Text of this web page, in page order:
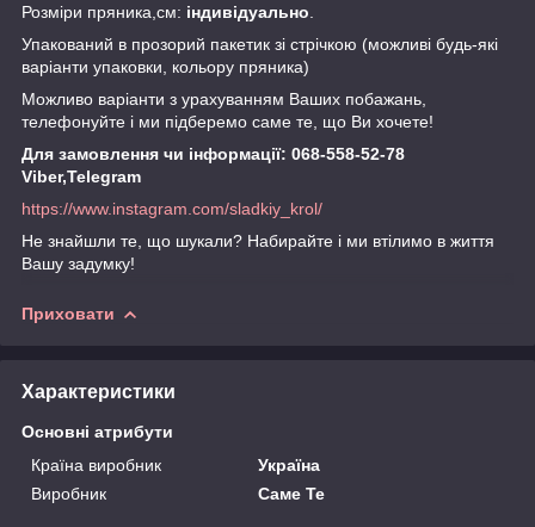
Розміри пряника,см: індивідуально
Упакований в прозорий пакетик зі стрічкою (можливі будь-які
варіанти упаковки, кольору пряника)
Можливо варіанти з урахуванням Ваших побажань,
телефонуйте і ми підберемо саме те, що Ви хочете!
Для замовлення чи інформації: 068-558-52-78
Viber,Telegram
https://www.instagram.com/sladkiy_krol/
Не знайшли те, що шукали? Набирайте і ми втілимо в життя
Вашу задумку!
Приховати
Характеристики
Основні атрибути
Країна виробник
Україна
Виробник
Саме Те